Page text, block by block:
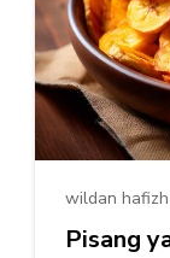
wildan hafizh
Pisang